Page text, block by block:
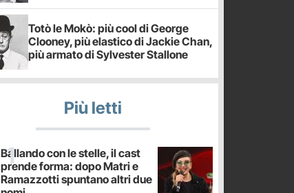
Totò le Mokò: più cool di George
Clooney, più elastico di Jackie Chan,
più armato di Sylvester Stallone
Più letti
Ballando con le stelle, il cast
prende forma: dopo Matri e
Ramazzotti spuntano altri due